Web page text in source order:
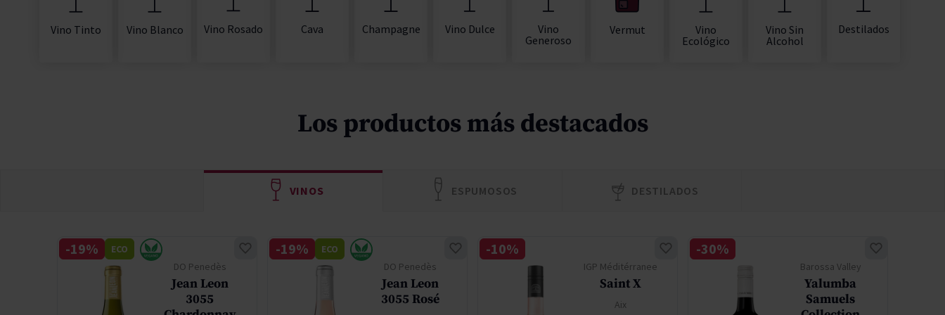
Vino Tinto Vino Blanco Vino Rosado Cava Champagne Vino Dulce
Vino
Generoso
Vermut
Vino
Ecológico
Vino Sin
Alcohol
Destilados
Los productos más destacados
VINOS ESPUMOSOS DESTILADOS
DO Penedès
Jean Leon
3055
-19% ECO
DO Penedès
Jean Leon
3055 Rosé
-19% ECO
IGP Méditérranee
Saint X
Aix
-10%
Barossa Valley
Yalumba
Samuels
-30%